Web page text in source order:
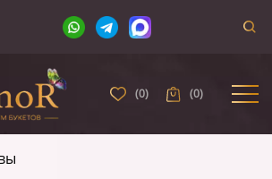
(0) (0)